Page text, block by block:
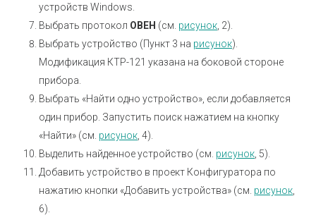
устройств Windows.
Выбрать протокол ОВЕН (см. рисунок , 2).
Выбрать устройство (Пункт 3 на рисунок).
Модификация КТР-121 указана на боковой стороне
прибора.
Выбрать «Найти одно устройство», если добавляется
один прибор. Запустить поиск нажатием на кнопку
«Найти» (см. рисунок , 4).
Выделить найденное устройство (см. рисунок , 5).
Добавить устройство в проект Конфигуратора по
нажатию кнопки «Добавить устройства» (см. рисунок
6).